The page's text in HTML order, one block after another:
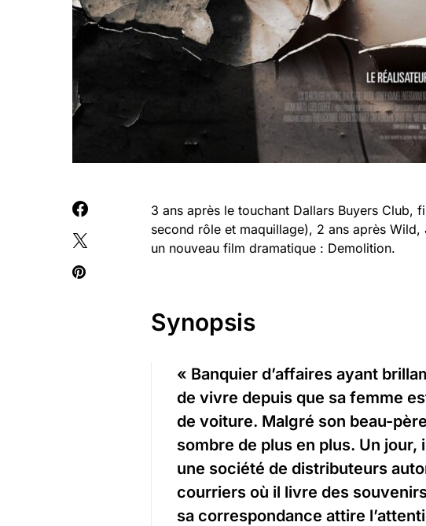
3 ans après le touchant Dallars Buyers Club,
second rôle et maquillage), 2 ans après
un nouveau film dramatique : Demolition.
Synopsis
« Banquier d’affaires ayant
de vivre depuis que sa femme
de voiture. Malgré son beau-
sombre de plus en plus. Un
une société de distributeurs
courriers où il livre des
sa correspondance attire